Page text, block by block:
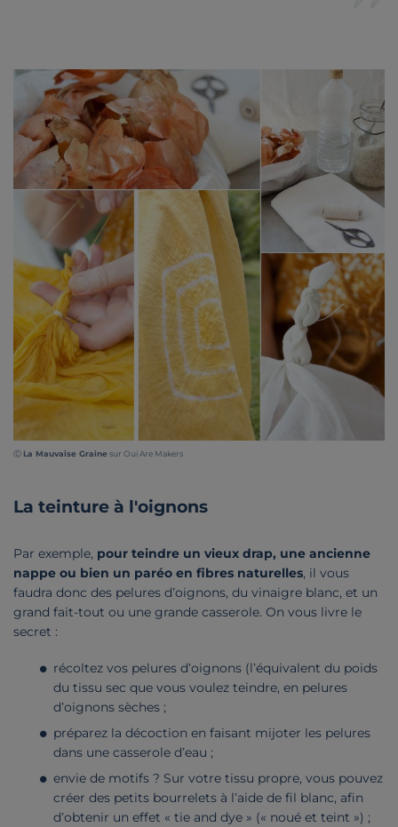
La teinture à l'oignons
Par exemple, pour teindre un vieux drap, une ancienne
nappe ou bien un paréo en fibres naturelles, il vous
faudra donc des pelures d’oignons, du vinaigre blanc, et un
grand fait-tout ou une grande casserole. On vous livre le
secret :
récoltez vos pelures d’oignons (l’équivalent du poids
du tissu sec que vous voulez teindre, en pelures
d’oignons sèches ;
préparez la décoction en faisant mijoter les pelures
dans une casserole d’eau ;
envie de motifs ? Sur votre tissu propre, vous pouvez
créer des petits bourrelets à l’aide de fil blanc, afin
d’obtenir un effet « tie and dye » (« noué et teint ») ;
Ⓒ La Mauvaise Grainesur Oui Are Makers